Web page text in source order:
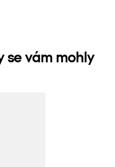
se vám mohly